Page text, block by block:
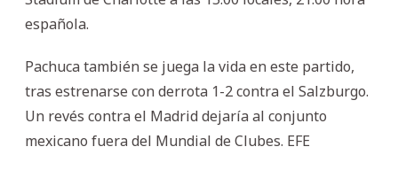
española.
Pachuca también se juega la vida en este partido,
tras estrenarse con derrota 1-2 contra el Salzburgo.
Un revés contra el Madrid dejaría al conjunto
mexicano fuera del Mundial de Clubes. EFE